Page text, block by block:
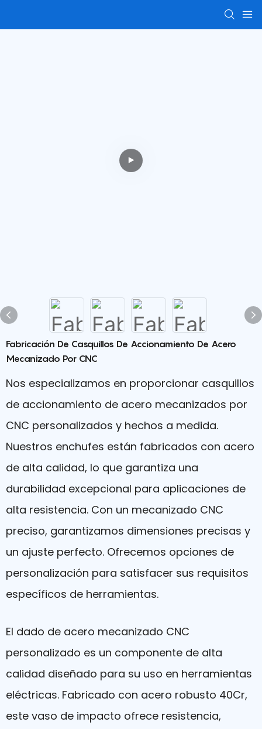
Fabricación De Casquillos De Accionamiento De Acero
Mecanizado Por CNC
Nos especializamos en proporcionar casquillos
de accionamiento de acero mecanizados por
CNC personalizados y hechos a medida.
Nuestros enchufes están fabricados con acero
de alta calidad, lo que garantiza una
durabilidad excepcional para aplicaciones de
alta resistencia. Con un mecanizado CNC
preciso, garantizamos dimensiones precisas y
un ajuste perfecto. Ofrecemos opciones de
personalización para satisfacer sus requisitos
específicos de herramientas.
El dado de acero mecanizado CNC
personalizado es un componente de alta
calidad diseñado para su uso en herramientas
eléctricas. Fabricado con acero robusto 40Cr,
este vaso de impacto ofrece resistencia,